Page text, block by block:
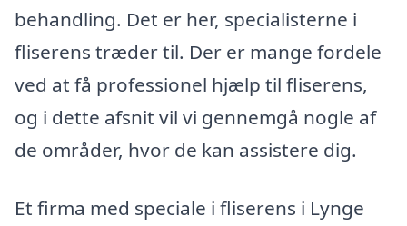
behandling. Det er her, specialisterne i
fliserens træder til. Der er mange fordele
ved at få professionel hjælp til fliserens,
og i dette afsnit vil vi gennemgå nogle af
de områder, hvor de kan assistere dig.
Et firma med speciale i fliserens i Lynge